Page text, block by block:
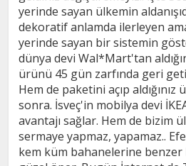
yerinde sayan ülkemin
dekoratif anlamda ilerleyen
yerinde sayan bir sistemin
dünya devi Wal*Mart'tan
ürünü 45 gün zarfında geri
Hem de paketini açıp
sonra. İsveç'in mobilya devi
avantajı sağlar. Hem de bizim
sermaye yapmaz, yapamaz..
kem küm bahanelerine